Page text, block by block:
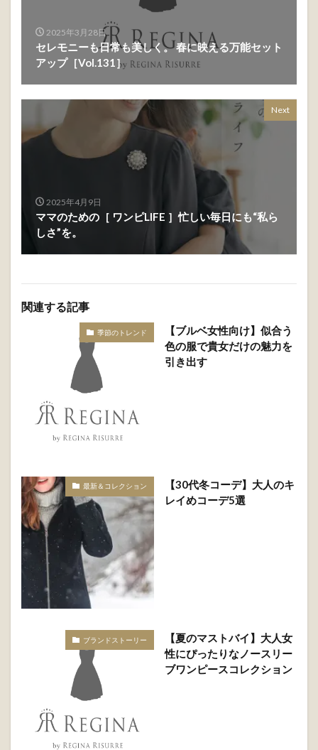
Prev
2025年3月28日
セレモニーも日常も美しく。 春に映える万能セット
アップ［Vol.131］
ママのための［ ワンピLIFE ］忙しい毎日にも“私ら
しさ”を。
関連する記事
季節のトレンド
最新＆コレクション
ブランドストーリー